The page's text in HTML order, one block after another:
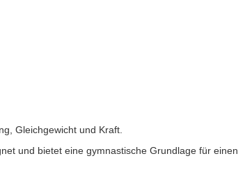
Gleichgewicht und Kraft.
und bietet eine gymnastische Grundlage für einen